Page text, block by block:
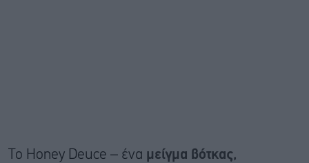
Το Honey Deuce – ένα μείγμα βότκας,